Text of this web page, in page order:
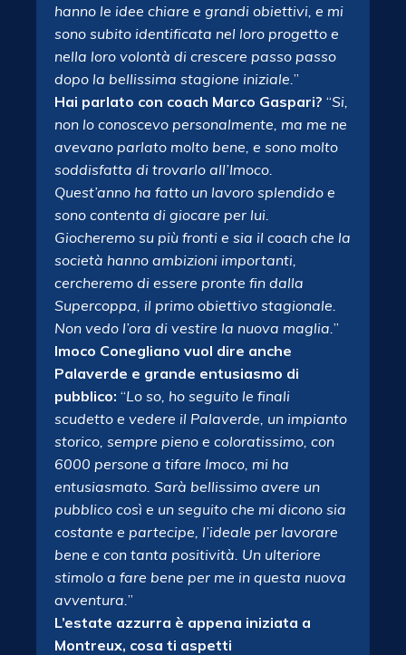
hanno le idee chiare e grandi obiettivi, e mi
sono subito identificata nel loro progetto e
nella loro volontà di crescere passo passo
dopo la bellissima stagione iniziale.”
Hai parlato con coach Marco Gaspari? “Si,
non lo conoscevo personalmente, ma me ne
avevano parlato molto bene, e sono molto
soddisfatta di trovarlo all’Imoco.
Quest’anno ha fatto un lavoro splendido e
sono contenta di giocare per lui.
Giocheremo su più fronti e sia il coach che la
società hanno ambizioni importanti,
cercheremo di essere pronte fin dalla
Supercoppa, il primo obiettivo stagionale.
Non vedo l’ora di vestire la nuova maglia.”
Imoco Conegliano vuol dire anche
Palaverde e grande entusiasmo di
pubblico: “Lo so, ho seguito le finali
scudetto e vedere il Palaverde, un impianto
storico, sempre pieno e coloratissimo, con
6000 persone a tifare Imoco, mi ha
entusiasmato. Sarà bellissimo avere un
pubblico così e un seguito che mi dicono sia
costante e partecipe, l’ideale per lavorare
bene e con tanta positività. Un ulteriore
stimolo a fare bene per me in questa nuova
avventura.”
L’estate azzurra è appena iniziata a
Montreux, cosa ti aspetti